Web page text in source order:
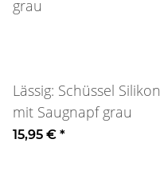
Lässig: Schüssel Silikon
mit Saugnapf grau
15,95 € *